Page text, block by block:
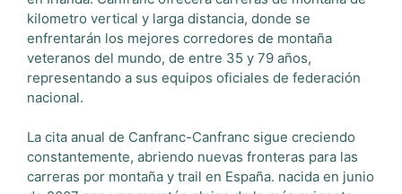
kilometro vertical y larga distancia, donde se
enfrentarán los mejores corredores de montaña
veteranos del mundo, de entre 35 y 79 años,
representando a sus equipos oficiales de federación
nacional.
La cita anual de Canfranc-Canfranc sigue creciendo
constantemente, abriendo nuevas fronteras para las
carreras por montaña y trail en España. nacida en junio